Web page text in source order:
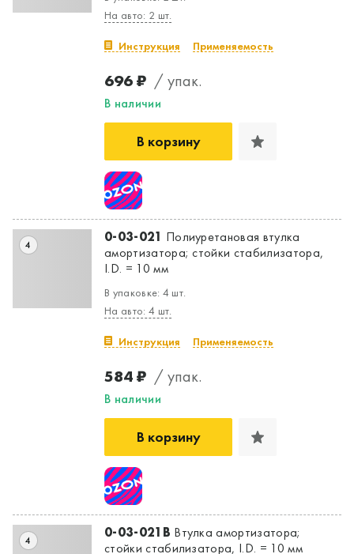
На авто: 2 шт.
Инструкция Применяемость
696 ₽ / упак.
В наличии
В корзину
4 0-03-021 Полиуретановая втулка
амортизатора; стойки стабилизатора,
I.D. = 10 мм
В упаковке: 4 шт.
На авто: 4 шт.
Инструкция Применяемость
584 ₽ / упак.
В наличии
В корзину
4 0-03-021B Втулка амортизатора;
стойки стабилизатора, I.D. = 10 мм